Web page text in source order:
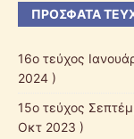
ΠΡΌΣΦΑΤΑ
16ο τεύχος
2024 )
15ο τεύχος
Οκτ 2023 )